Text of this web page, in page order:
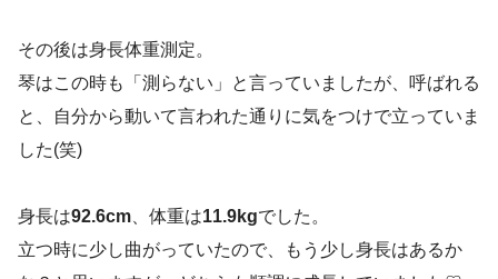
その後は身長体重測定。
琴はこの時も「測らない」と言っていましたが、呼ばれる
と、自分から動いて言われた通りに気をつけで立っていま
した(笑)
身長は92.6cm 、体重は11.9kgでした。
立つ時に少し曲がっていたので、もう少し身長はあるか